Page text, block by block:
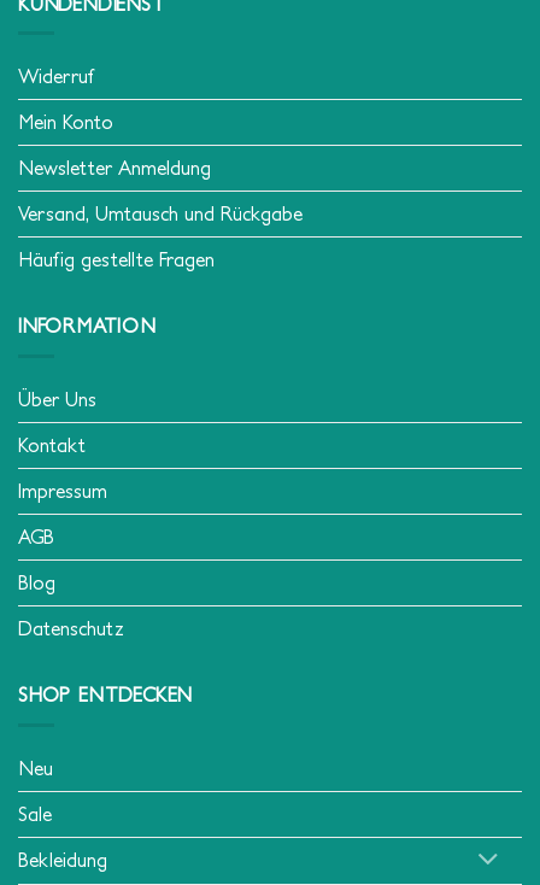
Widerruf
Mein Konto
Newsletter Anmeldung
Versand, Umtausch und Rückgabe
Häufig gestellte Fragen
INFORMATION
Über Uns
Kontakt
Impressum
AGB
Blog
Datenschutz
SHOP ENTDECKEN
Neu
Sale
Bekleidung